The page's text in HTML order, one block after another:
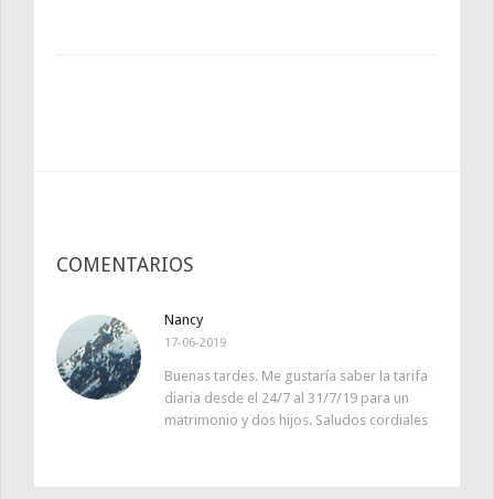
COMENTARIOS
Nancy
17-06-2019
Buenas tardes. Me gustaría saber la tarifa
diaria desde el 24/7 al 31/7/19 para un
matrimonio y dos hijos. Saludos cordiales